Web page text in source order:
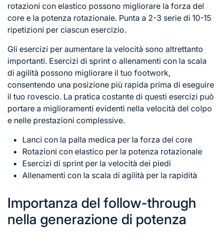
rotazioni con elastico possono migliorare la forza del
core e la potenza rotazionale. Punta a 2-3 serie di 10-15
ripetizioni per ciascun esercizio.
Gli esercizi per aumentare la velocità sono altrettanto
importanti. Esercizi di sprint o allenamenti con la scala
di agilità possono migliorare il tuo footwork,
consentendo una posizione più rapida prima di eseguire
il tuo rovescio. La pratica costante di questi esercizi può
portare a miglioramenti evidenti nella velocità del colpo
e nelle prestazioni complessive.
Lanci con la palla medica per la forza del core
Rotazioni con elastico per la potenza rotazionale
Esercizi di sprint per la velocità dei piedi
Allenamenti con la scala di agilità per la rapidità
Importanza del follow-through
nella generazione di potenza